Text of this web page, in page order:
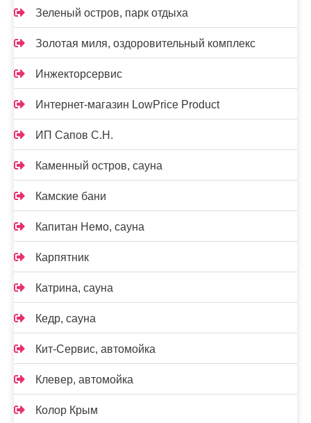
Зеленый остров, парк отдыха
Золотая миля, оздоровительный комплекс
Инжекторсервис
Интернет-магазин LowPrice Product
ИП Сапов С.Н.
Каменный остров, сауна
Камские бани
Капитан Немо, сауна
Карпятник
Катрина, сауна
Кедр, сауна
Кит-Сервис, автомойка
Клевер, автомойка
Колор Крым